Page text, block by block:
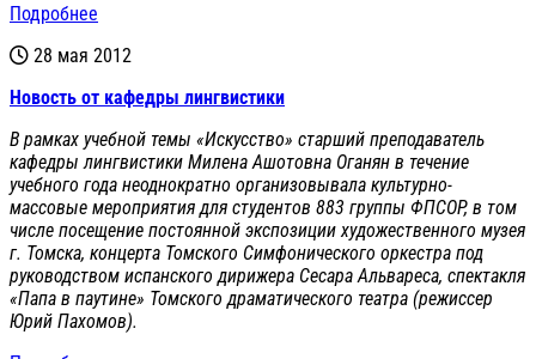
Подробнее
28 мая 2012
Новость от кафедры лингвистики
В рамках учебной темы «Искусство» старший преподаватель
кафедры лингвистики Милена Ашотовна Оганян в течение
учебного года неоднократно организовывала культурно-
массовые мероприятия для студентов 883 группы ФПCОР, в том
числе посещение постоянной экспозиции художественного музея
г. Томска, концерта Томского Симфонического оркестра под
руководством испанского дирижера Сесара Альвареса, спектакля
«Папа в паутине» Томского драматического театра (режиссер
Юрий Пахомов).